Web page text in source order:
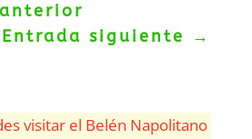
Entrada siguiente
→